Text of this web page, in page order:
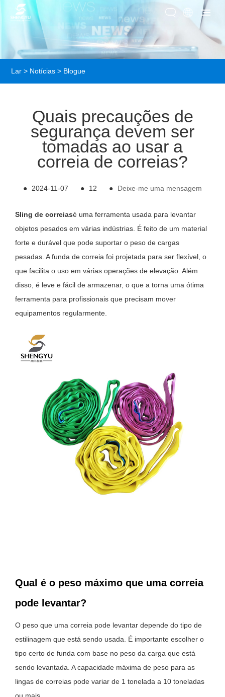
Lar > Notícias > Blogue
Quais precauções de
segurança devem ser
tomadas ao usar a
correia de correias?
● 2024-11-07 ● 12 ● Deixe-me uma mensagem
Sling de correiasé uma ferramenta usada para levantar
objetos pesados ​​em várias indústrias. É feito de um material
forte e durável que pode suportar o peso de cargas
pesadas. A funda de correia foi projetada para ser flexível, o
que facilita o uso em várias operações de elevação. Além
disso, é leve e fácil de armazenar, o que a torna uma ótima
ferramenta para profissionais que precisam mover
equipamentos regularmente.
Qual é o peso máximo que uma correia
pode levantar?
O peso que uma correia pode levantar depende do tipo de
estilinagem que está sendo usada. É importante escolher o
tipo certo de funda com base no peso da carga que está
sendo levantada. A capacidade máxima de peso para as
lingas de correias pode variar de 1 tonelada a 10 toneladas
ou mais.